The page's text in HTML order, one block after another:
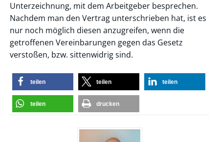
Unterzeichnung, mit dem Arbeitgeber besprechen.
Nachdem man den Vertrag unterschrieben hat, ist es
nur noch möglich diesen anzugreifen, wenn die
getroffenen Vereinbarungen gegen das Gesetz
verstoßen, bzw. sittenwidrig sind.
teilen teilen teilen
teilen drucken